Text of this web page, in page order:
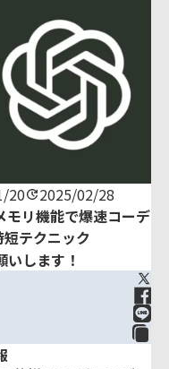
20
2025/02/28
モリ機能で爆速コーデ
テクニック
いします！